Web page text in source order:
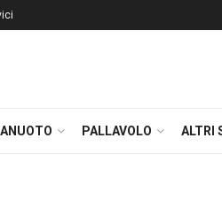
PALLAVOLO ALTRI